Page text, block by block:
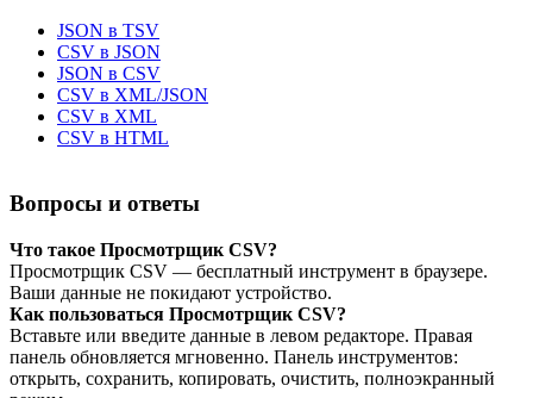
JSON в TSV
CSV в JSON
JSON в CSV
CSV в XML/JSON
CSV в XML
CSV в HTML
Вопросы и ответы
Что такое Просмотрщик CSV?
Просмотрщик CSV — бесплатный инструмент в браузере.
Ваши данные не покидают устройство.
Как пользоваться Просмотрщик CSV?
Вставьте или введите данные в левом редакторе. Правая
панель обновляется мгновенно. Панель инструментов:
открыть, сохранить, копировать, очистить, полноэкранный